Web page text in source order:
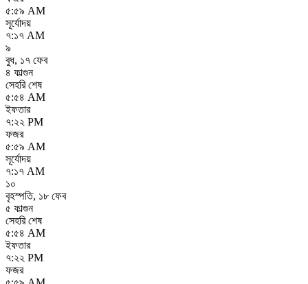
৫:৫৯ AM
সূর্যোদয়
৭:১৭ AM
৯
বুধ, ১৭ ফেব
৪ ফাল্গুন
সেহরি শেষ
৫:৫৪ AM
ইফতার
৭:২২ PM
ফজর
৫:৫৯ AM
সূর্যোদয়
৭:১৭ AM
১০
বৃহস্পতি, ১৮ ফেব
৫ ফাল্গুন
সেহরি শেষ
৫:৫৪ AM
ইফতার
৭:২২ PM
ফজর